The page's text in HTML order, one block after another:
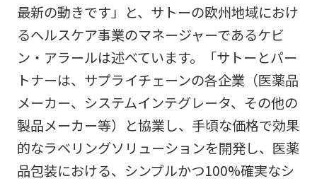
最新の動きです」と、サトーの欧州地域におけ
るヘルスケア事業のマネージャーであるケビ
ン・アラールは述べています。「サトーとパー
トナーは、サプライチェーンの各企業（医薬品
メーカー、システムインテグレータ、その他の
製品メーカー等）と協業し、手頃な価格で効果
的なラベリングソリューションを開発し、医薬
品包装における、シンプルかつ100%確実なシ